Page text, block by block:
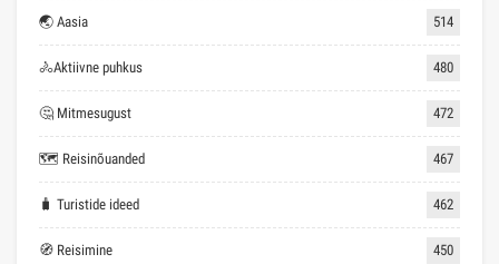
🌏 Aasia 514
🚴Aktiivne puhkus 480
🤔 Mitmesugust 472
🗺 Reisinõuanded 467
🧳 Turistide ideed 462
🧭 Reisimine 450